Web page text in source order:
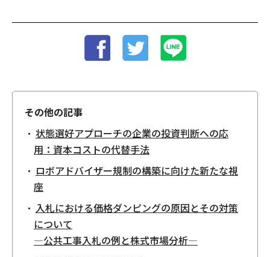
その他の記事
状態選好アプローチの企業の投資判断への応
用：資本コストの代替手法
ロボアドバイザー規制の構築に向けた新たな視
座
入札における価格ダンピングの原因とその対策
について
—公共工事入札の例と株式市場分析—